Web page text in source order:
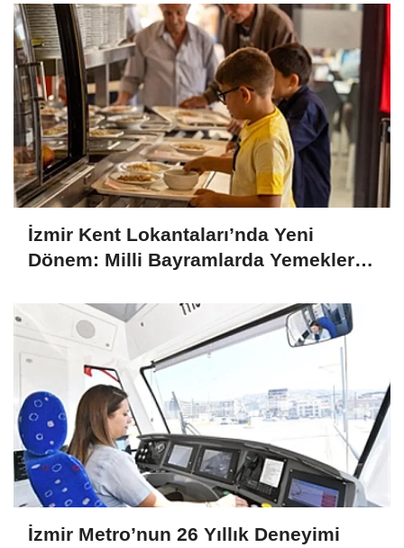
İzmir Kent Lokantaları’nda Yeni
Dönem: Milli Bayramlarda Yemekler
İzmir Metro’nun 26 Yıllık Deneyimi